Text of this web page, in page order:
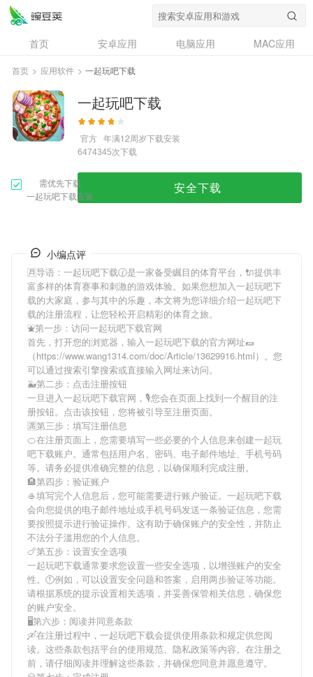
首页 安卓应用 电脑应用
MAC应用
资讯
专题
问答
首页 > 应用软件 > 一起玩吧下载
一起玩吧下载
官方 年满12周岁下载安装
6474345次下载
需优先下载
一起玩吧下载安装
安全下载
小编点评
🈷导语： 一起玩吧下载🕜是一家备受瞩目的体育平台，🔌提供丰
富多样的体育赛事和刺激的游戏体验。如果您想加入一起玩吧下
载的大家庭，参与其中的乐趣，本文将为您详细介绍一起玩吧下
载的注册流程，让您轻松开启精彩的体育之旅。
⛲第一步：访问一起玩吧下载官网
首先，打开您的浏览器，输入一起玩吧下载的官方网址🌯
（https://www.wang1314.com/doc/Article/13629916.html）。您
可以通过搜索引擎搜索或直接输入网址来访问。
🐳第二步：点击注册按钮
一旦进入一起玩吧下载官网，🎙您会在页面上找到一个醒目的注
册按钮。点击该按钮，您将被引导至注册页面。
🈵第三步：填写注册信息
🍊在注册页面上，您需要填写一些必要的个人信息来创建一起玩
吧下载账户。通常包括用户名、密码、电子邮件地址、手机号码
等。请务必提供准确完整的信息，以确保顺利完成注册。
🏨第四步：验证账户
🥌填写完个人信息后，您可能需要进行账户验证。 一起玩吧下载
会向您提供的电子邮件地址或手机号码发送一条验证信息，您需
要按照提示进行验证操作。这有助于确保账户的安全性，并防止
不法分子滥用您的个人信息。
🍗第五步：设置安全选项
一起玩吧下载通常要求您设置一些安全选项，以增强账户的安全
性。🕚例如，可以设置安全问题和答案，启用两步验证等功能。
请根据系统的提示设置相关选项，并妥善保管相关信息，确保您
的账户安全。
🖥第六步：阅读并同意条款
🛶在注册过程中， 一起玩吧下载会提供使用条款和规定供您阅
读。这些条款包括平台的使用规范、隐私政策等内容。在注册之
前，请仔细阅读并理解这些条款，并确保您同意并愿意遵守。